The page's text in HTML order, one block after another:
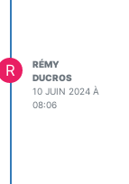
R
RÉMY
DUCROS
10 JUIN 2024 À
08:06